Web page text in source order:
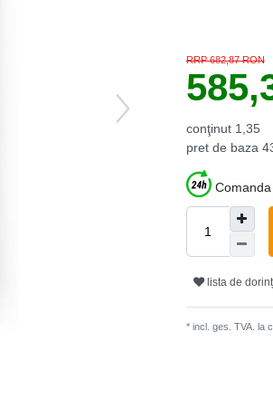
RRP 682,87 RON
conţinut 1,35
pret de baza
lista de
* incl. ges. TVA. la